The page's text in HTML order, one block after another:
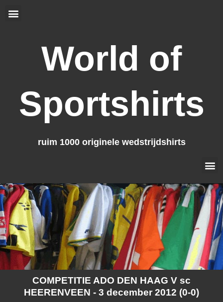
naarMenu
World of
Sportshirts
ruim 1000 originele wedstrijdshirts
COMPETITIE ADO DEN HAAG V sc
HEERENVEEN - 3 december 2012 (0-0)